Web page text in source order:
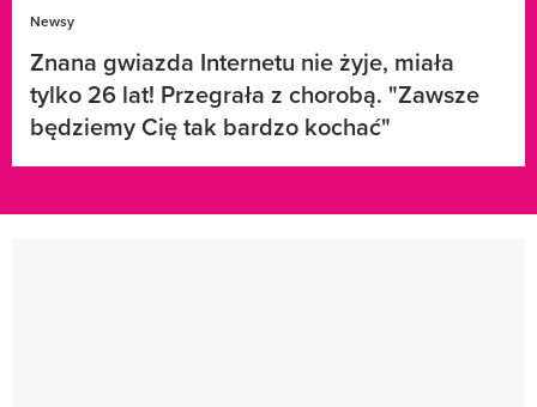
Newsy
Znana gwiazda Internetu nie żyje, miała
tylko 26 lat! Przegrała z chorobą. "Zawsze
będziemy Cię tak bardzo kochać"